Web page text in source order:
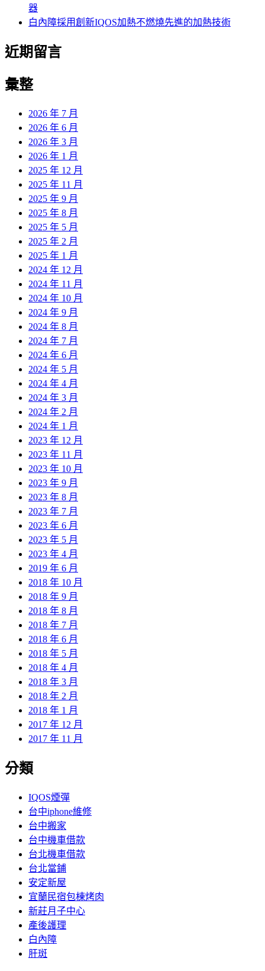
器
白內障採用創新IQOS加熱不燃燒先進的加熱技術
近期留言
彙整
2026 年 7 月
2026 年 6 月
2026 年 3 月
2026 年 1 月
2025 年 12 月
2025 年 11 月
2025 年 9 月
2025 年 8 月
2025 年 5 月
2025 年 2 月
2025 年 1 月
2024 年 12 月
2024 年 11 月
2024 年 10 月
2024 年 9 月
2024 年 8 月
2024 年 7 月
2024 年 6 月
2024 年 5 月
2024 年 4 月
2024 年 3 月
2024 年 2 月
2024 年 1 月
2023 年 12 月
2023 年 11 月
2023 年 10 月
2023 年 9 月
2023 年 8 月
2023 年 7 月
2023 年 6 月
2023 年 5 月
2023 年 4 月
2019 年 6 月
2018 年 10 月
2018 年 9 月
2018 年 8 月
2018 年 7 月
2018 年 6 月
2018 年 5 月
2018 年 4 月
2018 年 3 月
2018 年 2 月
2018 年 1 月
2017 年 12 月
2017 年 11 月
分類
IQOS煙彈
台中iphone維修
台中搬家
台中機車借款
台北機車借款
台北當鋪
安定新屋
宜蘭民宿包棟烤肉
新莊月子中心
產後護理
白內障
肝斑